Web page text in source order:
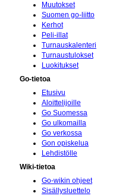
Muutokset
Suomen go-liitto
Kerhot
Peli-illat
Turnauskalenteri
Turnaustulokset
Luokitukset
Go-tietoa
Etusivu
Aloittelijoille
Go Suomessa
Go ulkomailla
Go verkossa
Gon opiskelua
Lehdistölle
Wiki-tietoa
Go-wikin ohjeet
Sisällysluettelo